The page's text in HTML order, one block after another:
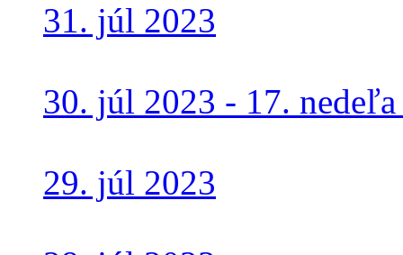
31. júl 2023
30. júl 2023 - 17.
29. júl 2023